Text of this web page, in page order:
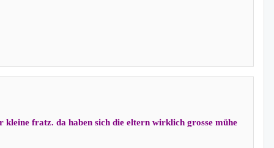
fratz. da haben sich die eltern wirklich grosse mühe